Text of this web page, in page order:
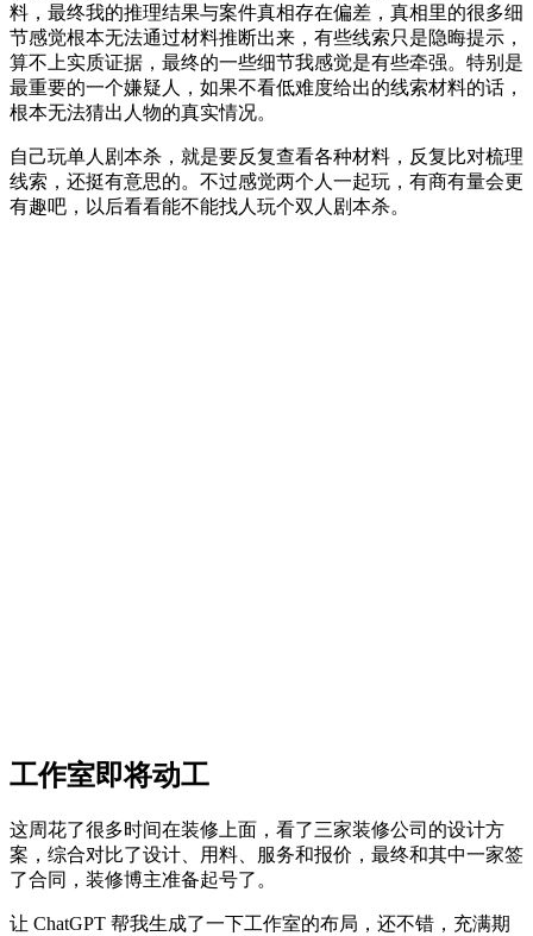
料，最终我的推理结果与案件真相存在偏差，真相里的很多细
节感觉根本无法通过材料推断出来，有些线索只是隐晦提示，
算不上实质证据，最终的一些细节我感觉是有些牵强。特别是
最重要的一个嫌疑人，如果不看低难度给出的线索材料的话，
根本无法猜出人物的真实情况。
自己玩单人剧本杀，就是要反复查看各种材料，反复比对梳理
线索，还挺有意思的。不过感觉两个人一起玩，有商有量会更
有趣吧，以后看看能不能找人玩个双人剧本杀。
工作室即将动工
这周花了很多时间在装修上面，看了三家装修公司的设计方
案，综合对比了设计、用料、服务和报价，最终和其中一家签
了合同，装修博主准备起号了。
让 ChatGPT 帮我生成了一下工作室的布局，还不错，充满期